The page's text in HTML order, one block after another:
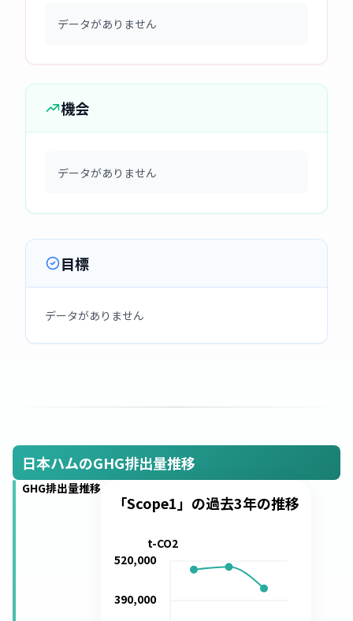
データがありません
機会
データがありません
目標
データがありません
日本ハムのGHG排出量推移
GHG排出量推移
「Scope1」の過去3年の推移
390,000
520,000
t-CO2